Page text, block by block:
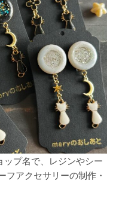
ップ名で、レジンやシー
フアクセサリーの制作・